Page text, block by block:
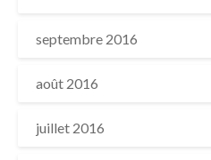
septembre 2016
août 2016
juillet 2016